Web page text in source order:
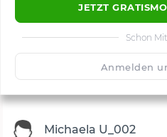
JETZT
Schon
Anmelden
🙂
Michaela U_002